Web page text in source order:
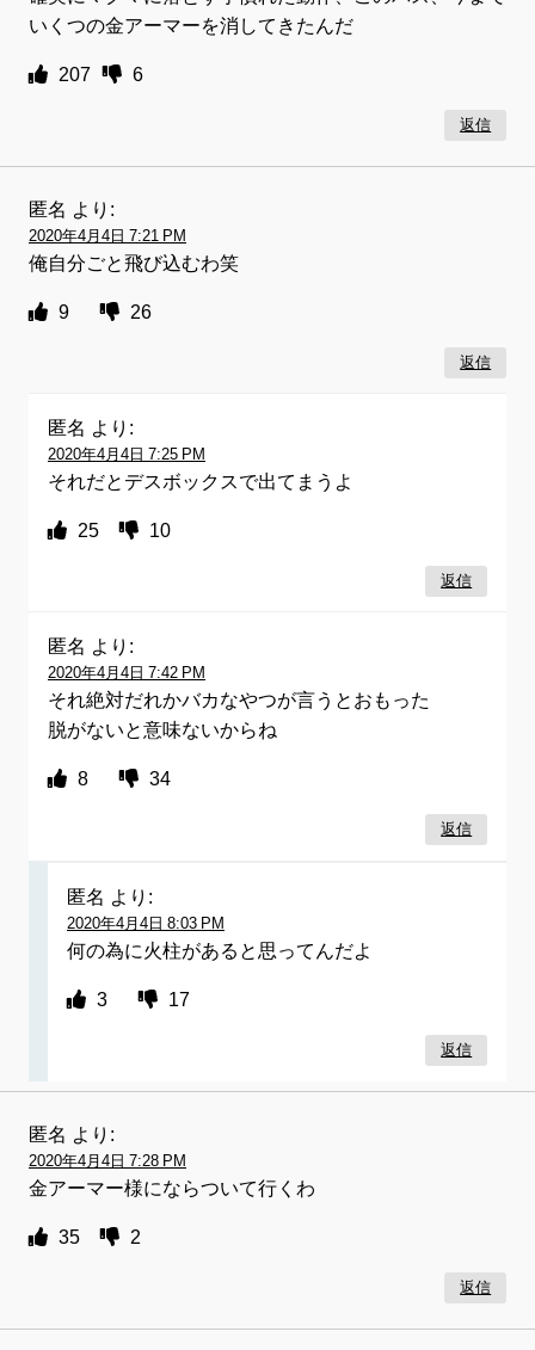
いくつの金アーマーを消してきたんだ
207 6
返信
匿名 より:
2020年4月4日 7:21 PM
俺自分ごと飛び込むわ笑
9 26
返信
匿名 より:
2020年4月4日 7:25 PM
それだとデスボックスで出てまうよ
25 10
返信
匿名 より:
2020年4月4日 7:42 PM
それ絶対だれかバカなやつが言うとおもった
脱がないと意味ないからね
8 34
返信
匿名 より:
2020年4月4日 8:03 PM
何の為に火柱があると思ってんだよ
3 17
返信
匿名 より:
2020年4月4日 7:28 PM
金アーマー様にならついて行くわ
35 2
返信